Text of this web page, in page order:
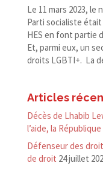
Le 11 mars 2023,
Parti socialiste
HES en font partie
Et, parmi eux, un
droits LGBTI+. La
Articles
Décès de Lhabib
l’aide, la
Défenseur des
de droit 24 juillet